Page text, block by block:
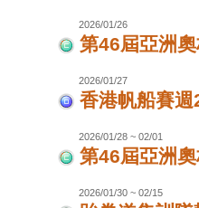
2026/01/26
第46屆亞洲
2026/01/27
香港帆船賽
2026/01/28 ~ 02/01
第46屆亞洲
2026/01/30 ~ 02/15